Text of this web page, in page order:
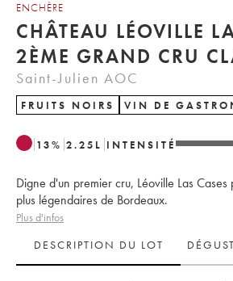
ENCHÈRE
CHÂTEAU LÉOVILLE
2ÈME GRAND CRU
Saint-Julien AOC
FRUITS NOIRS VIN DE
13% 2.25 L INTENSITÉ
Digne d'un premier cru, Léoville Las Cases
plus légendaires de Bordeaux.
Plus d'infos
DESCRIPTION DU LOT